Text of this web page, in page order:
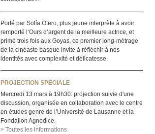
Porté par Sofía Otero, plus jeune interprète à avoir
remporté l’Ours d’argent de la meilleure actrice, et
primé trois fois aux Goyas, ce premier long-métrage
de la cinéaste basque invite à réfléchir à nos
identités avec complexité et délicatesse.
PROJECTION SPÉCIALE
Mercredi 13 mars à 19h30: projection suivie d'une
discussion, organisée en collaboration avec le centre
en études genre de l’Université de Lausanne et la
Fondation Agnodice.
> Toutes les informations